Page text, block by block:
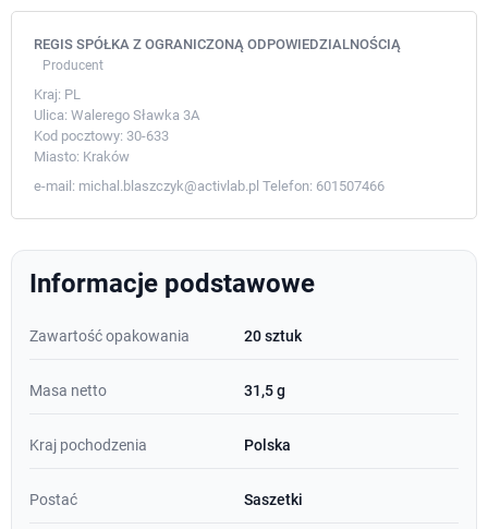
REGIS SPÓŁKA Z OGRANICZONĄ ODPOWIEDZIALNOŚCIĄ
Producent
Kraj: PL
Ulica: Walerego Sławka 3A
Kod pocztowy: 30-633
Miasto: Kraków
e-mail: michal.blaszczyk@activlab.pl Telefon: 601507466
Informacje podstawowe
Zawartość opakowania 20 sztuk
Masa netto 31,5 g
Kraj pochodzenia Polska
Postać Saszetki